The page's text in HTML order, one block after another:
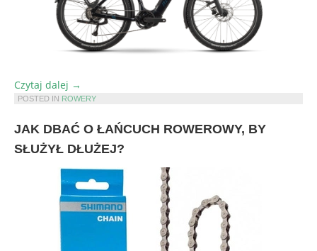
Czytaj dalej „Nowoczesna
mobilność
terenie
–
oferują
modele
Raymon?”
→
POSTED IN ROWERY
JAK DBAĆ O ŁAŃCUCH ROWEROWY, BY
SŁUŻYŁ DŁUŻEJ?